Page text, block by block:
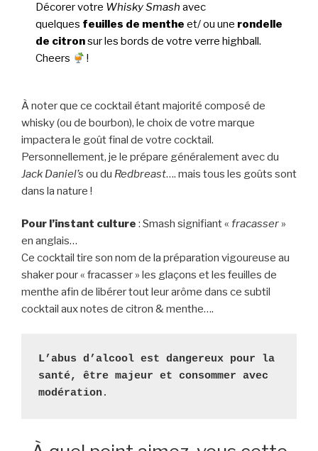
Décorer votre Whisky Smash avec
quelques feuilles de menthe et/ ou une rondelle
de citronsur les bords de votre verre highball.
Cheers
!
À noter que ce cocktail étant majorité composé de
whisky (ou de bourbon), le choix de votre marque
impactera le goût final de votre cocktail.
Personnellement, je le prépare généralement avec du
Jack Daniel’s ou du Redbreast…. mais tous les goûts sont
dans la nature !
Pour l’instant culture : Smash signifiant « fracasser »
en anglais…
Ce cocktail tire son nom de la préparation vigoureuse au
shaker pour « fracasser » les glaçons et les feuilles de
menthe afin de libérer tout leur arôme dans ce subtil
cocktail aux notes de citron & menthe….
L’abus d’alcool est dangereux pour la
santé, être majeur et consommer avec
modération .